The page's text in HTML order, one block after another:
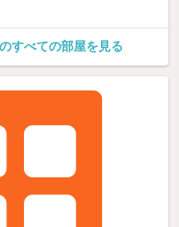
すべての部屋を見る